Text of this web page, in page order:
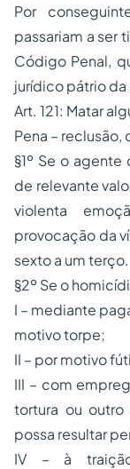
Por
passariam a ser
Código Penal,
jurídico pátrio
Art. 121: Matar
Pena – reclusão,
§1º Se o
de relevante
violenta
provocação da
sexto a um terço.
§2º Se o
I – mediante
motivo torpe;
II – por motivo
III – com
tortura ou
possa resultar
IV – à